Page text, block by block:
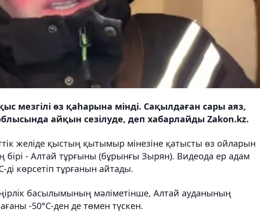
мезгілі өз қаһарына мінді. Сақылдаған сары аяз,
айқын сезілуде, деп хабарлайды Zakon.kz.
желіде қыстың қытымыр мінезіне қатысты өз ойларын
бірі - Алтай тұрғыны (бұрынғы Зырян). Видеода ер адам
ді көрсетіп тұрғанын айтады.
басылымының мәліметінше, Алтай ауданының
-50°С-ден де төмен түскен.